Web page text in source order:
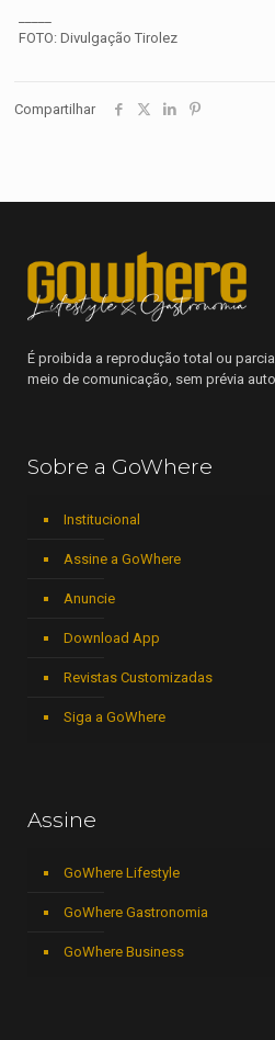
FOTO: Divulgação Tirolez
Compartilhar
É proibida a reprodução total ou
meio de comunicação, sem prévia
Sobre a GoWhere
Institucional
Assine a GoWhere
Anuncie
Download App
Revistas Customizadas
Siga a GoWhere
Assine
GoWhere Lifestyle
GoWhere Gastronomia
GoWhere Business